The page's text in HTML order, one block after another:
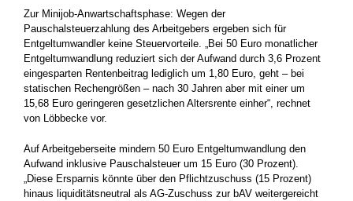
Zur Minijob-Anwartschaftsphase: Wegen der
Pauschalsteuerzahlung des Arbeitgebers ergeben sich für
Entgeltumwandler keine Steuervorteile. „Bei 50 Euro monatlicher
Entgeltumwandlung reduziert sich der Aufwand durch 3,6 Prozent
eingesparten ­Rentenbeitrag lediglich um 1,80 Euro, geht – bei
statischen Rechengrößen – nach 30 Jahren aber mit einer um
15,68 Euro geringeren gesetzlichen Altersrente einher“, rechnet
von Löbbecke vor.
Auf Arbeitgeberseite mindern 50 Euro Entgeltumwandlung den
Aufwand inklusive Pauschalsteuer um 15 Euro (30 Prozent).
„Diese Ersparnis könnte über den Pflichtzuschuss (15 Prozent)
hinaus liquiditätsneutral als AG-Zuschuss zur bAV weitergereicht